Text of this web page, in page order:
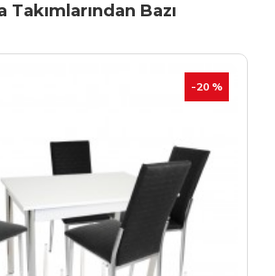
Bazı
İNDIRIM
-20 %